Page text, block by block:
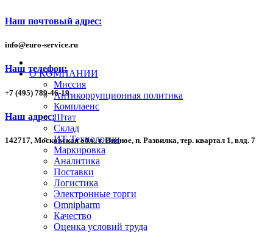
Наш почтовый адрес:
info@euro-service.ru
Наш телефон:
+7 (495) 789-46-19
Наш адрес:
142717, Московская обл., г. Видное, п. Развилка, тер. квартал 1, влд. 7
О КОМПАНИИ
Миссия
Антикоррупционная политика
Комплаенс
Штат
Склад
ИТ-Технологии
Маркировка
Аналитика
Поставки
Логистика
Электронные торги
Omnipharm
Качество
Оценка условий труда